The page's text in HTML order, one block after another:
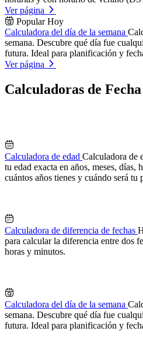
Ver página
Popular Hoy
Calculadora del día de la semana
semana. Descubre qué día fue
futura. Ideal para planificación y
Ver página
Calculadoras de
Calculadora de edad Calculadora de
tu edad exacta en años, meses, días,
cuántos años tienes y cuándo será tu
Calculadora de diferencia de fechas
para calcular la diferencia entre dos
horas y minutos.
Calculadora del día de la semana
semana. Descubre qué día fue
futura. Ideal para planificación y